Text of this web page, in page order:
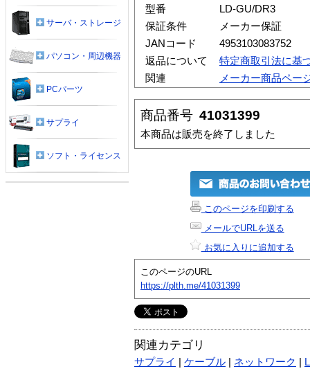
型番
LD-GU/DR3
保証条件
メーカー保証
JANコード
4953103083752
返品について
特定商取引法に基
関連
メーカー商品ペー
商品番号 41031399
本商品は販売を終了しました
このページを印刷する
メールでURLを送る
お気に入りに追加する
このページのURL
https://plth.me/41031399
関連カテゴリ
サプライ ケーブル ネットワーク
サーバ・ストレージ
パソコン・周辺機器
PCパーツ
サプライ
ソフト・ライセンス